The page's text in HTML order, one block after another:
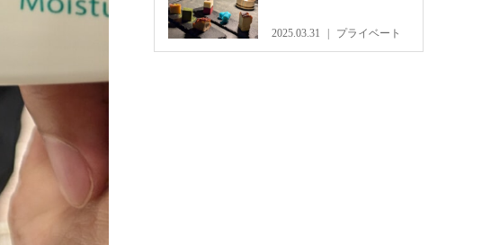
2025.03.31 プライベート